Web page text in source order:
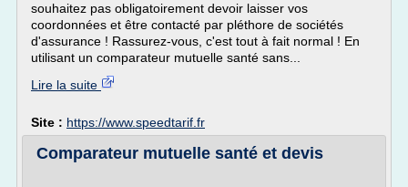
souhaitez pas obligatoirement devoir laisser vos
coordonnées et être contacté par pléthore de sociétés
d'assurance ! Rassurez-vous, c'est tout à fait normal ! En
utilisant un comparateur mutuelle santé sans...
Lire la suite
Site : https://www.speedtarif.fr
Comparateur mutuelle santé et devis